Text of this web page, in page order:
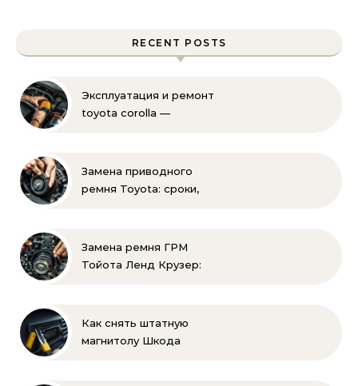
RECENT POSTS
Эксплуатация и ремонт
toyota corolla —
Замена приводного
ремня Toyota: сроки,
своими руками
Замена ремня ГРМ
Тойота Ленд Крузер:
Как снять штатную
магнитолу Шкода